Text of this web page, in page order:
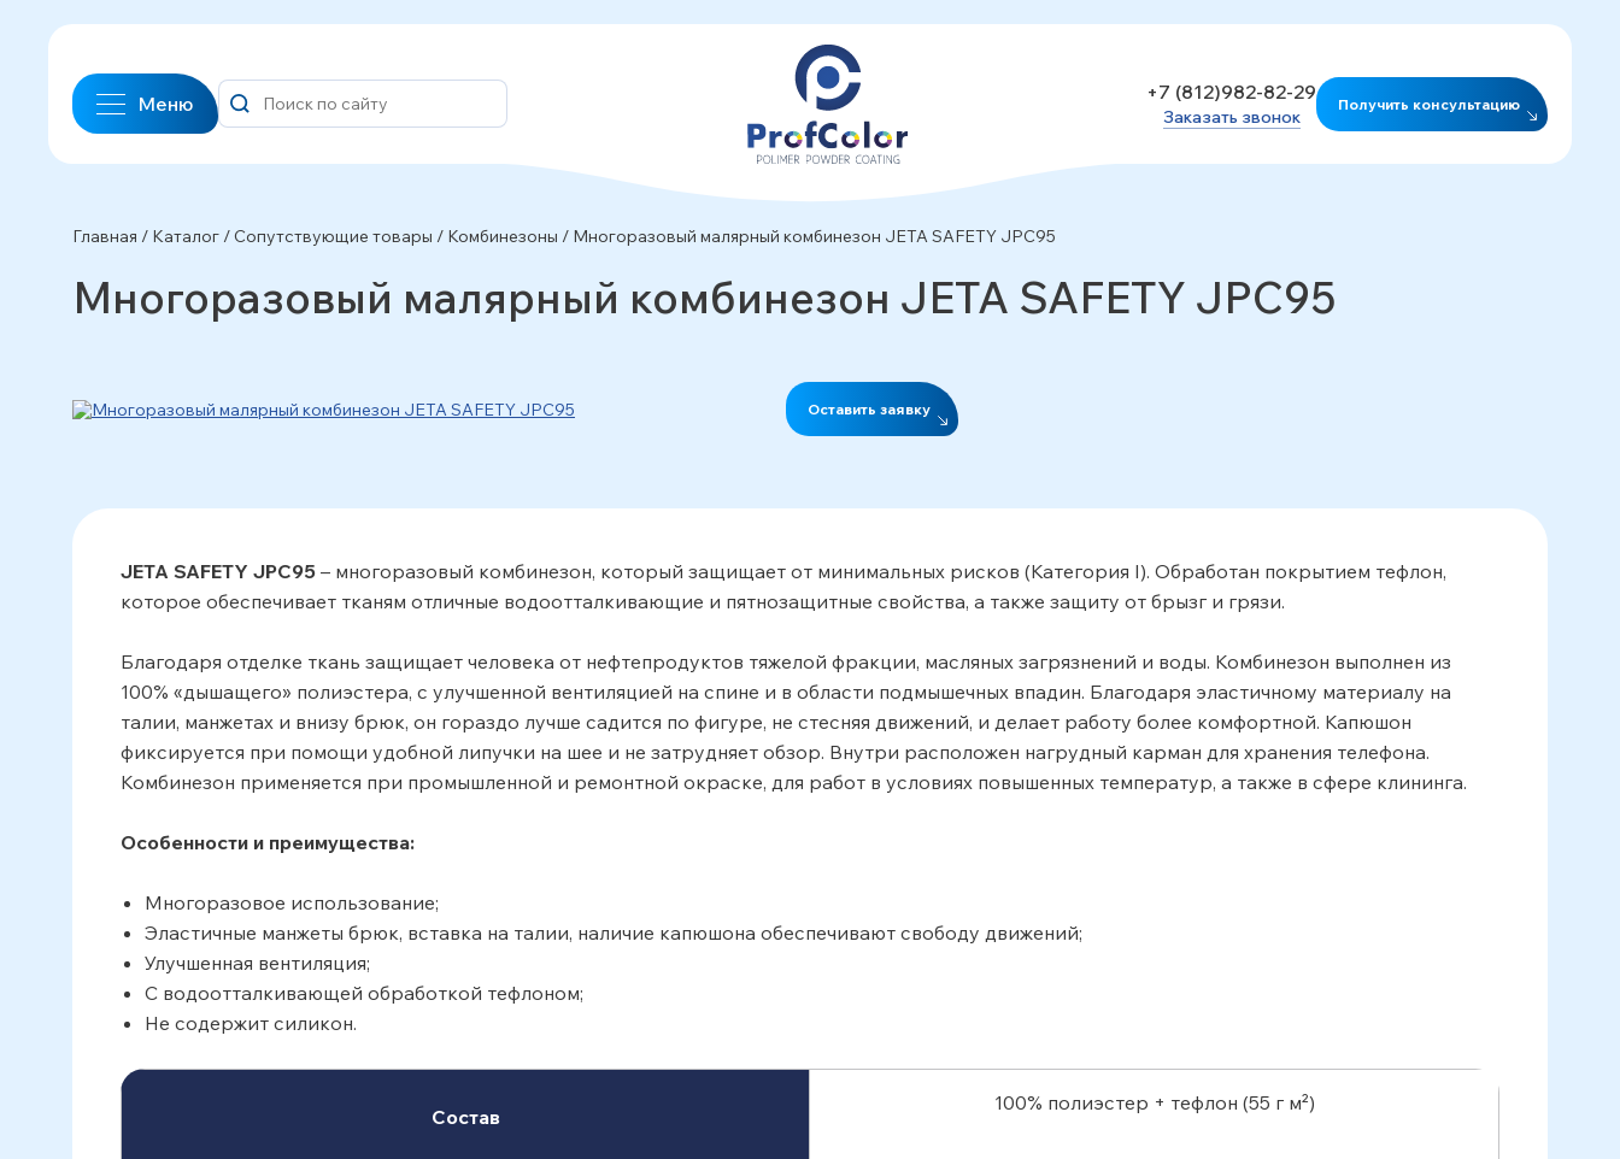
Меню
+7 (812)982-82-29
Заказать звонок
Получить консультацию
Главная / Каталог / Сопутствующие товары / Комбинезоны / Многоразовый малярный комбинезон JETA SAFETY JPC95
Многоразовый малярный комбинезон JETA SAFETY JPC95
Оставить заявку
JETA SAFETY JPC95 – многоразовый комбинезон, который защищает от минимальных рисков (Категория I). Обработан покрытием тефлон,
которое обеспечивает тканям отличные водоотталкивающие и пятнозащитные свойства, а также защиту от брызг и грязи.
Благодаря отделке ткань защищает человека от нефтепродуктов тяжелой фракции, масляных загрязнений и воды. Комбинезон выполнен из
100% «дышащего» полиэстера, с улучшенной вентиляцией на спине и в области подмышечных впадин. Благодаря эластичному материалу на
талии, манжетах и внизу брюк, он гораздо лучше садится по фигуре, не стесняя движений, и делает работу более комфортной. Капюшон
фиксируется при помощи удобной липучки на шее и не затрудняет обзор. Внутри расположен нагрудный карман для хранения телефона.
Комбинезон применяется при промышленной и ремонтной окраске, для работ в условиях повышенных температур, а также в сфере клининга.
Особенности и преимущества:
Многоразовое использование;
Эластичные манжеты брюк, вставка на талии, наличие капюшона обеспечивают свободу движений;
Улучшенная вентиляция;
С водоотталкивающей обработкой тефлоном;
Не содержит силикон.
Состав
100% полиэстер + тефлон (55 г м²)